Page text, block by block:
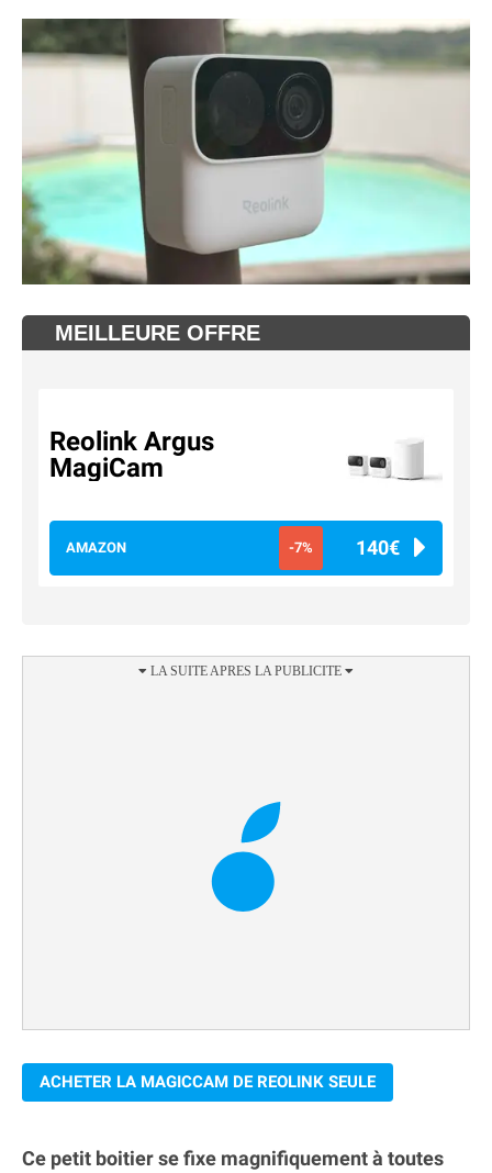
MEILLEURE OFFRE
Reolink Argus
MagiCam
AMAZON -7% 140€
ACHETER LA MAGICCAM DE REOLINK SEULE
Ce petit boitier se fixe magnifiquement à toutes